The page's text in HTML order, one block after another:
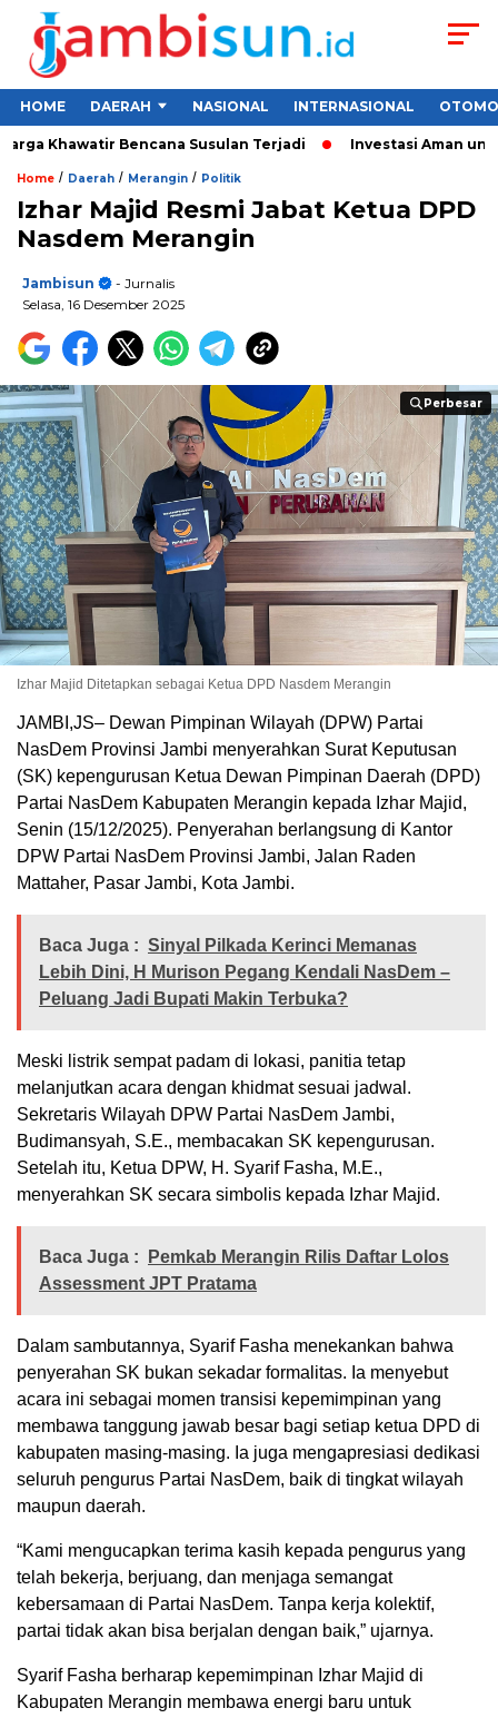
HOME DAERAH NASIONAL INTERNASIONAL
Khawatir Bencana Susulan Terjadi Investasi Aman untuk
Home / Daerah / Merangin / Politik
Izhar Majid Resmi Jabat Ketua DPD
Nasdem Merangin
Jambisun
- Jurnalis
Selasa, 16 Desember 2025
Perbesar
Perbesar
Izhar Majid Ditetapkan sebagai Ketua DPD Nasdem Merangin
JAMBI,JS– Dewan Pimpinan Wilayah (DPW) Partai
NasDem Provinsi Jambi menyerahkan Surat Keputusan
(SK) kepengurusan Ketua Dewan Pimpinan Daerah (DPD)
Partai NasDem Kabupaten Merangin kepada Izhar Majid,
Senin (15/12/2025). Penyerahan berlangsung di Kantor
DPW Partai NasDem Provinsi Jambi, Jalan Raden
Mattaher, Pasar Jambi, Kota Jambi.
Baca Juga : Sinyal Pilkada Kerinci Memanas
Lebih Dini, H Murison Pegang Kendali NasDem –
Peluang Jadi Bupati Makin Terbuka?
Meski listrik sempat padam di lokasi, panitia tetap
melanjutkan acara dengan khidmat sesuai jadwal.
Sekretaris Wilayah DPW Partai NasDem Jambi,
Budimansyah, S.E., membacakan SK kepengurusan.
Setelah itu, Ketua DPW, H. Syarif Fasha, M.E.,
menyerahkan SK secara simbolis kepada Izhar Majid.
Baca Juga :
Pemkab Merangin Rilis Daftar Lolos
Assessment JPT Pratama
Dalam sambutannya, Syarif Fasha menekankan bahwa
penyerahan SK bukan sekadar formalitas. Ia menyebut
acara ini sebagai momen transisi kepemimpinan yang
membawa tanggung jawab besar bagi setiap ketua DPD di
kabupaten masing-masing. Ia juga mengapresiasi dedikasi
seluruh pengurus Partai NasDem, baik di tingkat wilayah
maupun daerah.
“Kami mengucapkan terima kasih kepada pengurus yang
telah bekerja, berjuang, dan menjaga semangat
kebersamaan di Partai NasDem. Tanpa kerja kolektif,
partai tidak akan bisa berjalan dengan baik,” ujarnya.
Syarif Fasha berharap kepemimpinan Izhar Majid di
Kabupaten Merangin membawa energi baru untuk